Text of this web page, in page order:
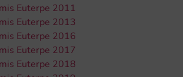
Euterpe 2011
Euterpe 2013
Euterpe 2016
Euterpe 2017
Euterpe 2018